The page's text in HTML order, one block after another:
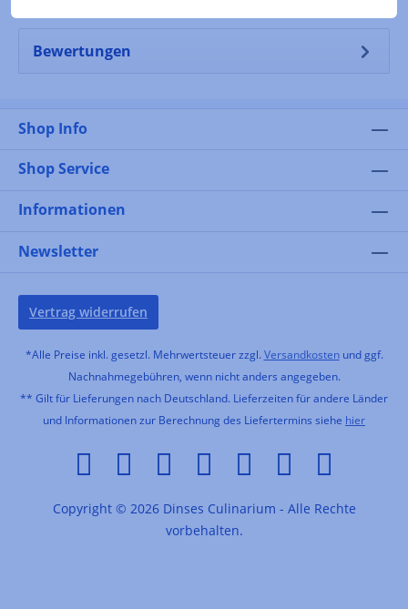
Bewertungen
Shop Info
Shop Service
Informationen
Newsletter
Vertrag widerrufen
*Alle Preise inkl. gesetzl. Mehrwertsteuer zzgl. Versandkostenund ggf.
Nachnahmegebühren, wenn nicht anders angegeben.
** Gilt für Lieferungen nach Deutschland. Lieferzeiten für andere Länder
und Informationen zur Berechnung des Liefertermins siehe hier
Copyright © 2026 Dinses Culinarium - Alle Rechte
vorbehalten.